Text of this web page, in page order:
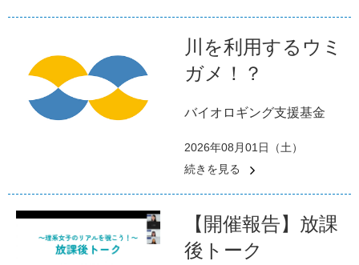
川を利用するウミ
ガメ！？
バイオロギング支援基金
2026年08月01日（土）
続きを見る
【開催報告】放課
後トーク